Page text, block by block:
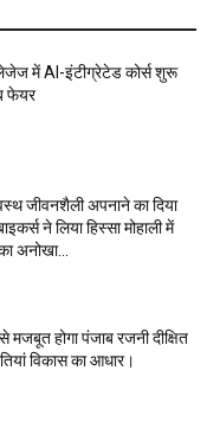
में AI-इंटीग्रेटेड कोर्स शुरू
फेयर
जीवनशैली अपनाने का दिया
ने लिया हिस्सा मोहाली में
अनोखा...
मजबूत होगा पंजाब रजनी दीक्षित
विकास का आधार।